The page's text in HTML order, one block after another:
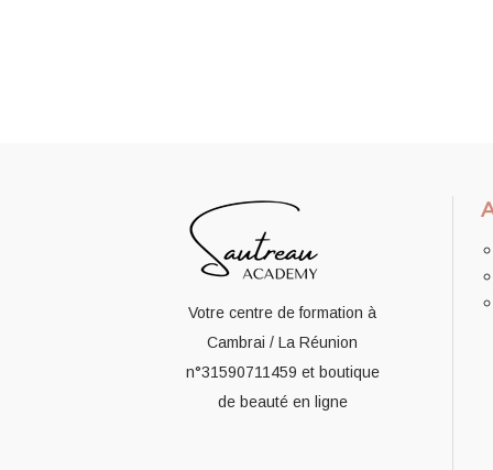
Votre centre de formation à
Cambrai / La Réunion
n°31590711459 et boutique
de beauté en ligne